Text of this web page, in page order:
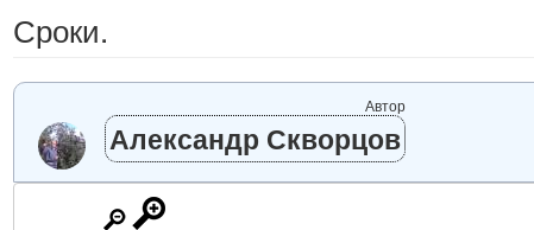
Сроки.
Автор
Александр Скворцов